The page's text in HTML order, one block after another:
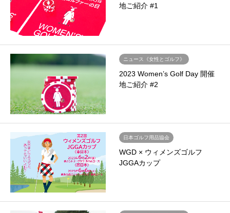
地ご紹介 #1
ニュース《女性とゴルフ》
2023 Women’s Golf Day 開催
地ご紹介 #2
日本ゴルフ用品協会
WGD × ウィメンズゴルフ
JGGAカップ